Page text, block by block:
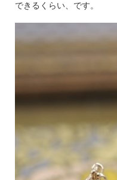
できるくらい、です。